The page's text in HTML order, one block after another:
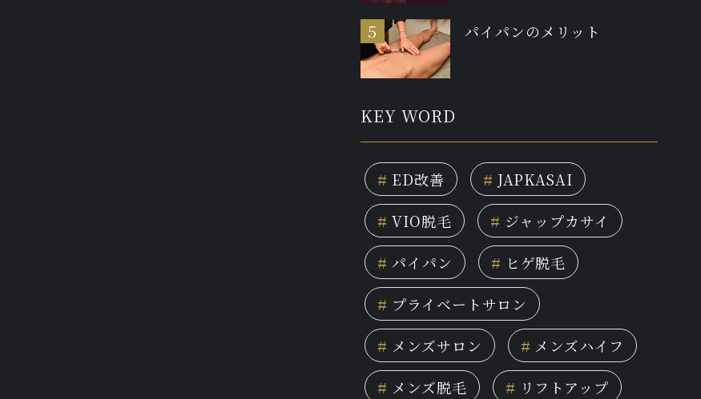
パイパンのメリット
KEY WORD
# ED改善 # JAPKASAI
# VIO脱毛 # ジャップカサイ
# パイパン # ヒゲ脱毛
# プライベートサロン
# メンズサロン # メンズハイフ
# メンズ脱毛 # リフトアップ